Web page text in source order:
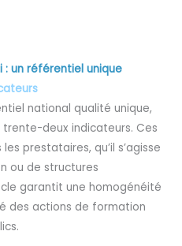
: un référentiel unique
national qualité unique,
deux indicateurs. Ces
prestataires, qu’il s’agisse
ou de structures
garantit une homogénéité
des actions de formation